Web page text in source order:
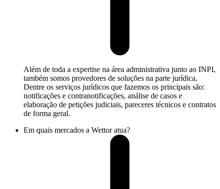
Além de toda a expertise na área administrativa junto ao INPI,
também somos provedores de soluções na parte jurídica.
Dentre os serviços jurídicos que fazemos os principais são:
notificações e contranotificações, análise de casos e
elaboração de petições judiciais, pareceres técnicos e contratos
de forma geral.
Em quais mercados a Wettor atua?